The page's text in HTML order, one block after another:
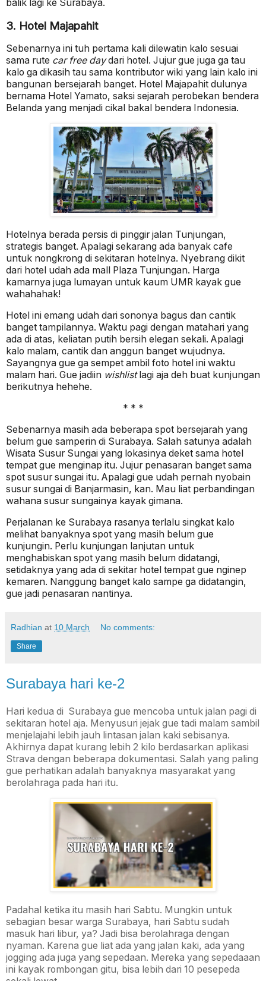
balik lagi ke Surabaya.
3. Hotel Majapahit
Sebenarnya ini tuh pertama kali dilewatin kalo sesuai
sama rute car free daydari hotel. Jujur gue juga ga tau
kalo ga dikasih tau sama kontributor wiki yang lain kalo ini
bangunan bersejarah banget. Hotel Majapahit dulunya
bernama Hotel Yamato, saksi sejarah perobekan bendera
Belanda yang menjadi cikal bakal bendera Indonesia.
Hotelnya berada persis di pinggir jalan Tunjungan,
strategis banget. Apalagi sekarang ada banyak cafe
untuk nongkrong di sekitaran hotelnya. Nyebrang dikit
dari hotel udah ada mall Plaza Tunjungan. Harga
kamarnya juga lumayan untuk kaum UMR kayak gue
wahahahak!
Hotel ini emang udah dari sononya bagus dan cantik
banget tampilannya. Waktu pagi dengan matahari yang
ada di atas, keliatan putih bersih elegan sekali. Apalagi
kalo malam, cantik dan anggun banget wujudnya.
Sayangnya gue ga sempet ambil foto hotel ini waktu
malam hari. Gue jadiin wishlistlagi aja deh buat kunjungan
berikutnya hehehe.
* * *
Sebenarnya masih ada beberapa spot bersejarah yang
belum gue samperin di Surabaya. Salah satunya adalah
Wisata Susur Sungai yang lokasinya deket sama hotel
tempat gue menginap itu. Jujur penasaran banget sama
spot susur sungai itu. Apalagi gue udah pernah nyobain
susur sungai di Banjarmasin, kan. Mau liat perbandingan
wahana susur sungainya kayak gimana.
Perjalanan ke Surabaya rasanya terlalu singkat kalo
melihat banyaknya spot yang masih belum gue
kunjungin. Perlu kunjungan lanjutan untuk
menghabiskan spot yang masih belum didatangi,
setidaknya yang ada di sekitar hotel tempat gue nginep
kemaren. Nanggung banget kalo sampe ga didatangin,
gue jadi penasaran nantinya.
Radhian at 10 March No comments:
Share
Surabaya hari ke-2
Hari kedua di Surabaya gue mencoba untuk jalan pagi di
sekitaran hotel aja. Menyusuri jejak gue tadi malam sambil
menjelajahi lebih jauh lintasan jalan kaki sebisanya.
Akhirnya dapat kurang lebih 2 kilo berdasarkan aplikasi
Strava dengan beberapa dokumentasi. Salah yang paling
gue perhatikan adalah banyaknya masyarakat yang
berolahraga pada hari itu.
Padahal ketika itu masih hari Sabtu. Mungkin untuk
sebagian besar warga Surabaya, hari Sabtu sudah
masuk hari libur, ya? Jadi bisa berolahraga dengan
nyaman. Karena gue liat ada yang jalan kaki, ada yang
jogging ada juga yang sepedaan. Mereka yang sepedaaan
ini kayak rombongan gitu, bisa lebih dari 10 pesepeda